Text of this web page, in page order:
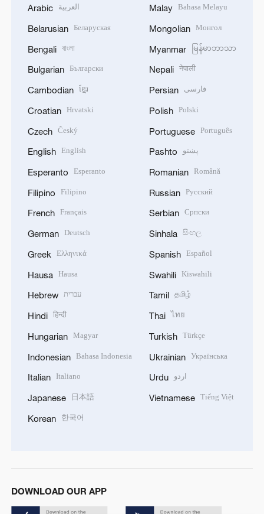
Arabic العربية
Belarusian Беларуская
Bengali বাংলা
Bulgarian Български
Cambodian ខ្មែរ
Croatian Hrvatski
Czech Český
English English
Esperanto Esperanto
Filipino Filipino
French Français
German Deutsch
Greek Ελληνικά
Hausa Hausa
Hebrew עברית
Hindi हिन्दी
Hungarian Magyar
Indonesian Bahasa Indonesia
Italian Italiano
Japanese 日本語
Korean 한국어
Malay Bahasa Melayu
Mongolian Монгол
Myanmar မြန်မာဘာသာ
Nepali नेपाली
Persian فارسی
Polish Polski
Portuguese Português
Pashto پښتو
Romanian Română
Russian Русский
Serbian Српски
Sinhala සිංහල
Spanish Español
Swahili Kiswahili
Tamil தமிழ்
Thai ไทย
Turkish Türkçe
Ukrainian Українська
Urdu اردو
Vietnamese Tiếng Việt
DOWNLOAD OUR APP